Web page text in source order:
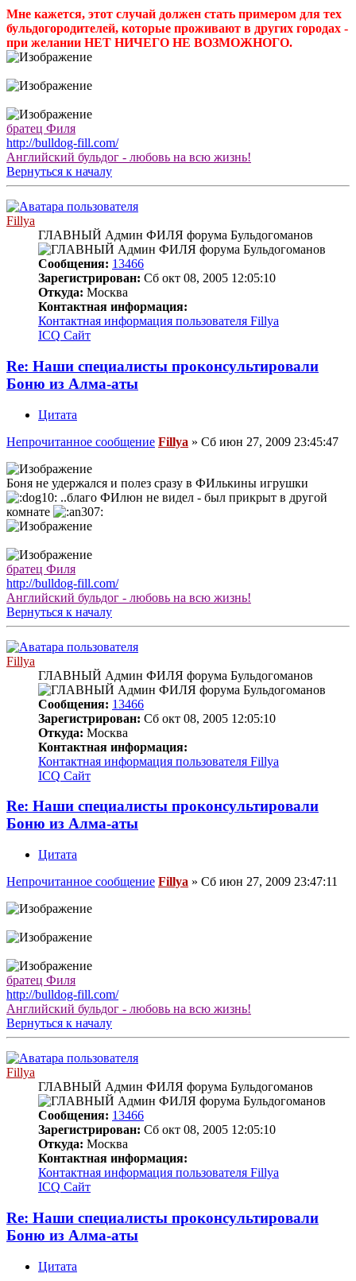
Мне кажется, этот случай должен стать примером для тех
бульдогородителей, которые проживают в других городах -
при желании НЕТ НИЧЕГО НЕ ВОЗМОЖНОГО.
братец Филя
http://bulldog-fill.com/
Английский бульдог - любовь на всю жизнь!
Вернуться к началу
Fillya
ГЛАВНЫЙ Админ ФИЛЯ форума Бульдогоманов
Сообщения: 13466
Зарегистрирован: Сб окт 08, 2005 12:05:10
Откуда: Москва
Контактная информация:
Контактная информация пользователя Fillya
ICQ Сайт
Re: Наши специалисты проконсультировали
Боню из Алма-аты
Цитата
Непрочитанное сообщение Fillya » Сб июн 27, 2009 23:45:47
Боня не удержался и полез сразу в ФИлькины игрушки
..благо ФИлюн не видел - был прикрыт в другой
комнате
братец Филя
http://bulldog-fill.com/
Английский бульдог - любовь на всю жизнь!
Вернуться к началу
Fillya
ГЛАВНЫЙ Админ ФИЛЯ форума Бульдогоманов
Сообщения: 13466
Зарегистрирован: Сб окт 08, 2005 12:05:10
Откуда: Москва
Контактная информация:
Контактная информация пользователя Fillya
ICQ Сайт
Re: Наши специалисты проконсультировали
Боню из Алма-аты
Цитата
Непрочитанное сообщение Fillya » Сб июн 27, 2009 23:47:11
братец Филя
http://bulldog-fill.com/
Английский бульдог - любовь на всю жизнь!
Вернуться к началу
Fillya
ГЛАВНЫЙ Админ ФИЛЯ форума Бульдогоманов
Сообщения: 13466
Зарегистрирован: Сб окт 08, 2005 12:05:10
Откуда: Москва
Контактная информация:
Контактная информация пользователя Fillya
ICQ Сайт
Re: Наши специалисты проконсультировали
Боню из Алма-аты
Цитата